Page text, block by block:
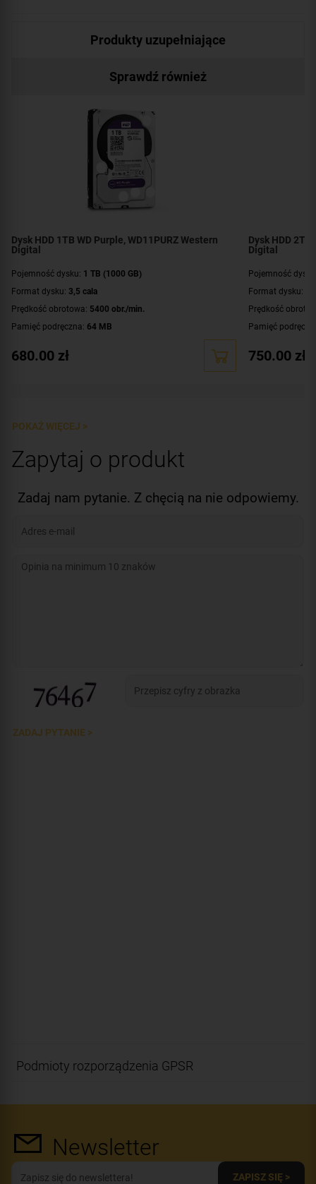
Produkty uzupełniające
Sprawdź również
Dysk HDD 1TB WD Purple, WD11PURZ Western
Digital
Pojemność dysku: 1 TB (1000 GB)
Format dysku: 3,5 cala
Prędkość obrotowa: 5400 obr./min.
Pamięć podręczna: 64 MB
Przeznaczenie:
praca ciągła 24/7 - systemy monitoringu
680.00 zł
Dysk HDD 2TB
Digital
Pojemność
Format dysku:
Prędkość
Pamięć
Przeznaczenie:
750.00 zł
POKAŻ WIĘCEJ >
Zapytaj o produkt
Zadaj nam pytanie. Z chęcią na nie odpowiemy.
ZADAJ PYTANIE >
Podmioty rozporządzenia GPSR
Newsletter
ZAPISZ SIĘ >